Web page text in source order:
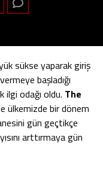
sükse yaparak giriş
başladığı
odağı oldu. The
ülkemizde bir dönem
gün geçtikçe
arttırmaya gün